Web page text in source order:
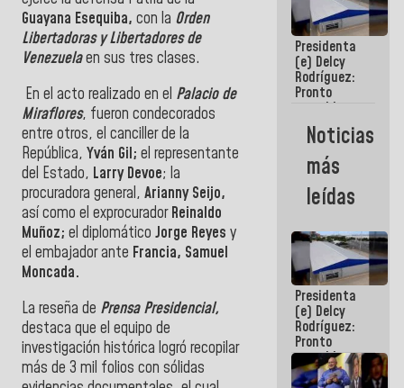
Guayana Esequiba, con la Orden
Libertadoras y Libertadores de
Venezuelaen sus tres clases.
En el acto realizado en el Palacio de
Miraflores, fueron condecorados
entre otros, el canciller de la
República, Yván Gil; el representante
del Estado, Larry Devoe; la
procuradora general, Arianny Seijo,
así como el exprocuradorReinaldo
Muñoz; el diplomático Jorge Reyes y
el embajador ante Francia, Samuel
Moncada.
La reseña de Prensa Presidencial,
destaca que el equipo de
investigación histórica logró recopilar
más de 3 mil folios con sólidas
Marcano por
hacer
historia en
los
Centroamericanos
Presidenta
(e) Delcy
Rodríguez:
Pronto
restableceremos
las
operaciones
Aeropuerto
Internacional
de
Noticias
más
leídas
Presidenta
(e) Delcy
Rodríguez:
Pronto
restableceremos
las